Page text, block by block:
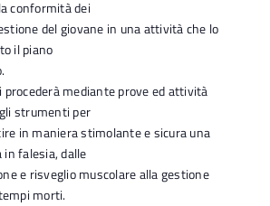
conformità dei
del giovane in una attività che lo
il piano
procederà mediante prove ed attività
strumenti per
in maniera stimolante e sicura una
falesia, dalle
e risveglio muscolare alla gestione
morti.